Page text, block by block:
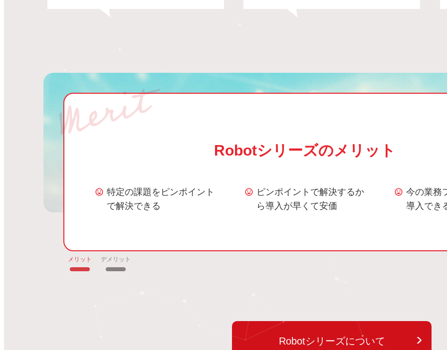
Robotシリーズのメリット
特定の課題をピンポイント
で解決できる
ピンポイントで解決するか
ら導入が早くて安価
今の業務
導入でき
メリット デメリット
Robotシリーズについて